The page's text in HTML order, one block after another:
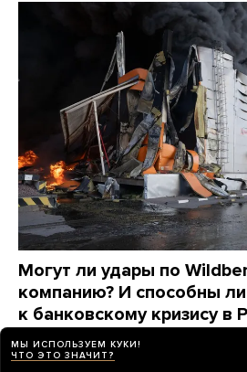
Могут ли удары по
компанию? И способны
к банковскому кризису в
Анализ проекта Riddle Russia
МЫ ИСПОЛЬЗУЕМ КУКИ!
ЧТО ЭТО ЗНАЧИТ?